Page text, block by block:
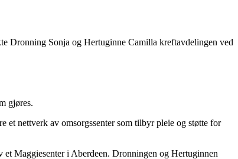
Dronning Sonja og Hertuginne Camilla kreftavdelingen ved
gjøres.
et nettverk av omsorgssenter som tilbyr pleie og støtte for
et Maggiesenter i Aberdeen. Dronningen og Hertuginnen